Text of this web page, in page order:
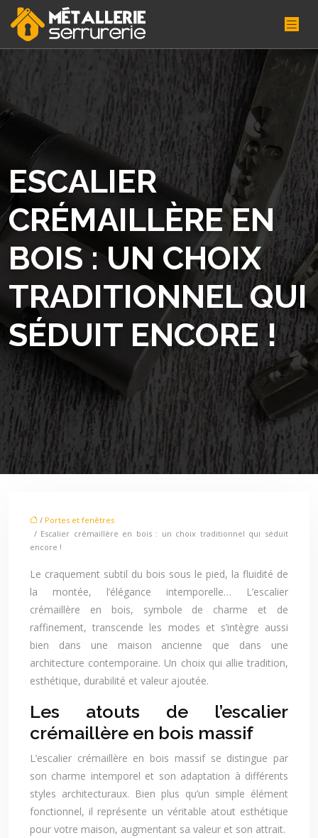
ESCALIER
CRÉMAILLÈRE EN
BOIS : UN CHOIX
TRADITIONNEL QUI
SÉDUIT ENCORE !
/ Portes et fenêtres
/ Escalier crémaillère en bois : un choix traditionnel qui séduit
encore !
Le craquement subtil du bois sous le pied, la fluidité de
la montée, l’élégance intemporelle… L’escalier
crémaillère en bois, symbole de charme et de
raffinement, transcende les modes et s’intègre aussi
bien dans une maison ancienne que dans une
architecture contemporaine. Un choix qui allie tradition,
esthétique, durabilité et valeur ajoutée.
Les atouts de l’escalier
crémaillère en bois massif
L’escalier crémaillère en bois massif se distingue par
son charme intemporel et son adaptation à différents
styles architecturaux. Bien plus qu’un simple élément
fonctionnel, il représente un véritable atout esthétique
pour votre maison, augmentant sa valeur et son attrait.